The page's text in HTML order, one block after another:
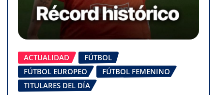
ACTUALIDAD
FÚTBOL
FÚTBOL EUROPEO
FÚTBOL FEMENINO
TITULARES DEL DÍA